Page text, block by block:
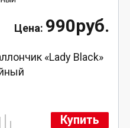
990руб.
«Lady Black»
Купить